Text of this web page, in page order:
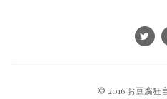
© 2016 お豆腐狂